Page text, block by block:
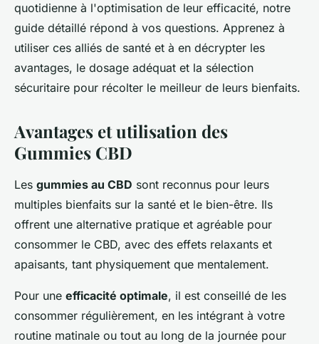
quotidienne à l'optimisation de leur efficacité, notre
guide détaillé répond à vos questions. Apprenez à
utiliser ces alliés de santé et à en décrypter les
avantages, le dosage adéquat et la sélection
sécuritaire pour récolter le meilleur de leurs bienfaits.
Avantages et utilisation des
Gummies CBD
Les gummies au CBD sont reconnus pour leurs
multiples bienfaits sur la santé et le bien-être. Ils
offrent une alternative pratique et agréable pour
consommer le CBD, avec des effets relaxants et
apaisants, tant physiquement que mentalement.
Pour une efficacité optimale, il est conseillé de les
consommer régulièrement, en les intégrant à votre
routine matinale ou tout au long de la journée pour